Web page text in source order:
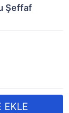
Şeffaf